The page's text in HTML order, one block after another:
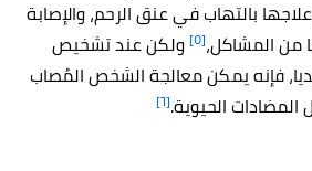
بالتهاب في عنق الرحم، والإصابة
من المشاكل،[٥]
ولكن عند تشخيص
فإنه يمكن معالجة الشخص المُصاب
الحيوية.[٦]